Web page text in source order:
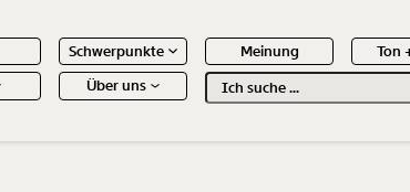
Schwerpunkte Meinung Ton
Über uns